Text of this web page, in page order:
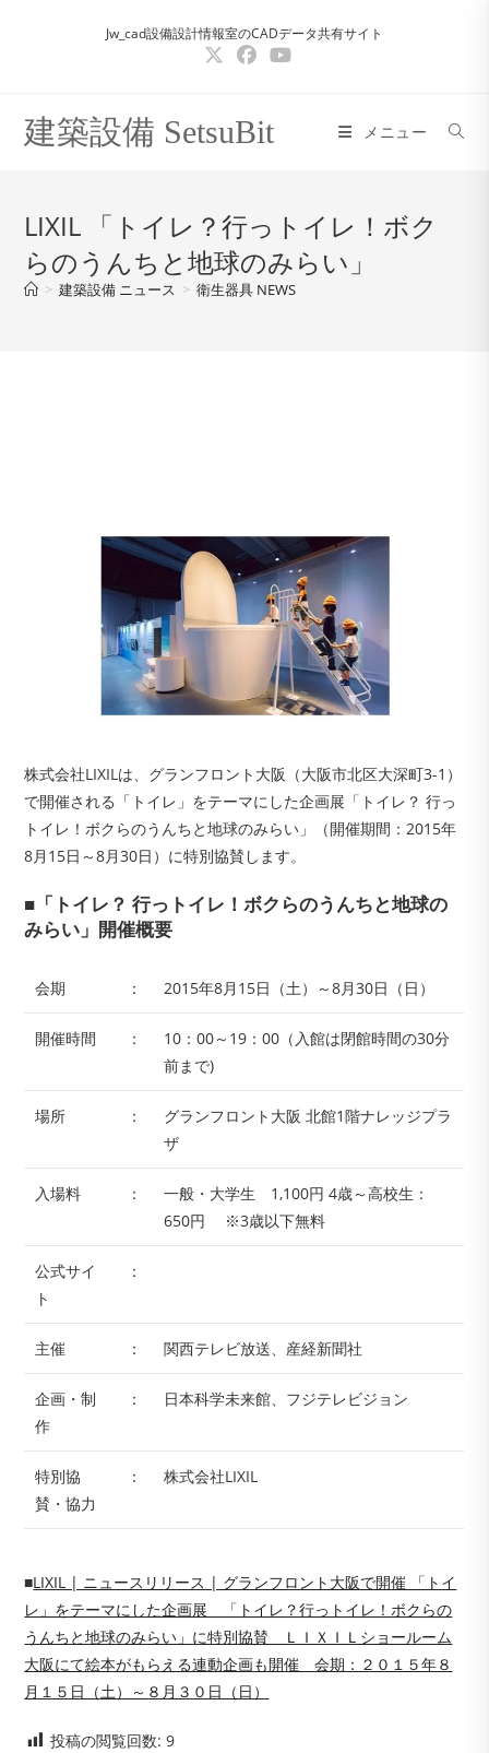
Jw_cad設備設計情報室のCADデータ共有サイト
建築設備 SetsuBit メニュー
LIXIL 「トイレ？行っトイレ！ボク
らのうんちと地球のみらい」
> 建築設備 ニュース > 衛生器具 NEWS
株式会社LIXILは、グランフロント大阪（大阪市北区大深町3-1）
で開催される「トイレ」をテーマにした企画展「トイレ？ 行っ
トイレ！ボクらのうんちと地球のみらい」（開催期間：2015年
8月15日～8月30日）に特別協賛します。
■「トイレ？ 行っトイレ！ボクらのうんちと地球の
みらい」開催概要
会期 ： 2015年8月15日（土）～8月30日（日）
開催時間 ：
10：00～19：00（入館は閉館時間の30分
前まで)
場所 ：
グランフロント大阪 北館1階ナレッジプラ
ザ
入場料 ：
一般・大学生 1,100円 4歳～高校生：
650円 ※3歳以下無料
公式サイ
ト
：
主催 ： 関西テレビ放送、産経新聞社
企画・制
作
： 日本科学未来館、フジテレビジョン
特別協
賛・協力
： 株式会社LIXIL
■LIXIL | ニュースリリース | グランフロント大阪で開催 「トイ
レ」をテーマにした企画展 「トイレ？行っトイレ！ボクらの
うんちと地球のみらい」に特別協賛 ＬＩＸＩＬショールーム
大阪にて絵本がもらえる連動企画も開催 会期：２０１５年８
月１５日（土）～８月３０日（日）
投稿の閲覧回数: 9